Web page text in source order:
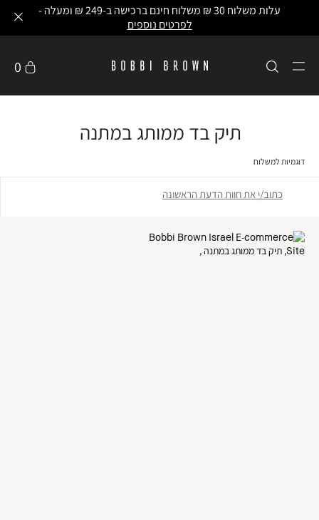
החזרות עם שליח עד הבית -לפרטים נוספים
0
תיק בד ממותג במתנה
דוגמיות למשלוח
כתוב/י את חוות הדעת הראשונה